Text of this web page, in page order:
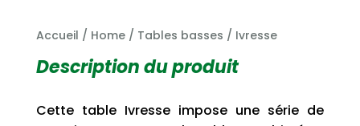
Accueil / Home/ Tables basses / Ivresse
Description du produit
Cette table Ivresse impose une série de